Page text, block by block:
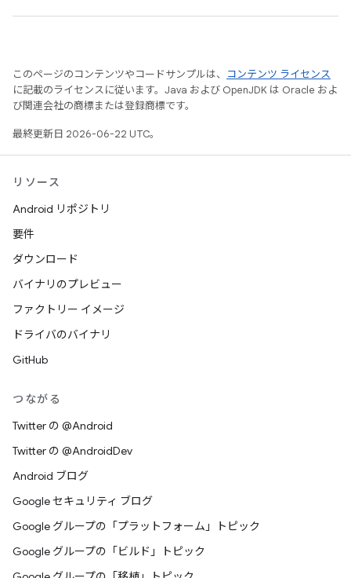
このページのコンテンツやコードサンプルは、
コンテンツ ライセンス
に記載のライセンスに従います。Java および OpenJDK は Oracle およ
び関連会社の商標または登録商標です。
最終更新日 2026-06-22 UTC。
リソース
Android リポジトリ
要件
ダウンロード
バイナリのプレビュー
ファクトリー イメージ
ドライバのバイナリ
GitHub
つながる
Twitter の @Android
Twitter の @AndroidDev
Android ブログ
Google セキュリティ ブログ
Google グループの「プラットフォーム」トピック
Google グループの「ビルド」トピック